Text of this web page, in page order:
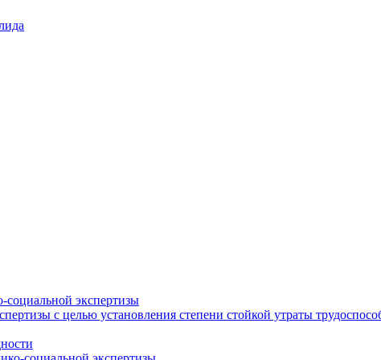
экспертизы
с целью установления степени стойкой утраты